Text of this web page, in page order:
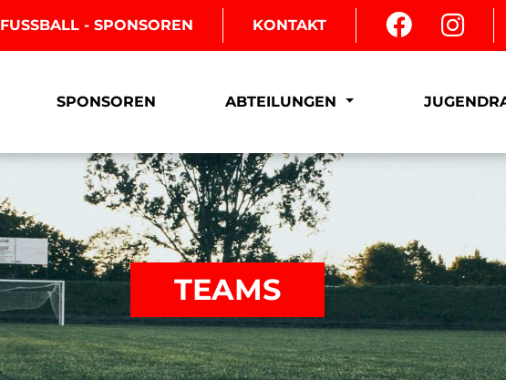
FUSSBALL - SPONSOREN KONTAKT
SPONSOREN ABTEILUNGEN
TEAMS